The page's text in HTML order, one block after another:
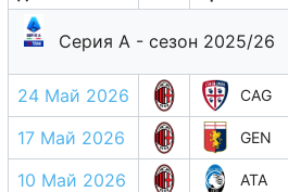
Серия А - сезон 2025/26
24 Май 2026 CAG
17 Май 2026 GEN
10 Май 2026 ATA